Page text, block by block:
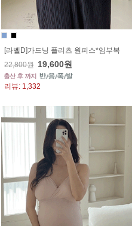
[라벨D]가드닝 플리츠 원피스*임부복
22,800원 19,600원
리뷰: 1,332